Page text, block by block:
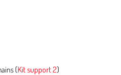
(Kit support 2)